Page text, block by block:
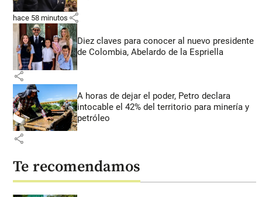
hace 58 minutos share
Diez claves para conocer al nuevo presidente
de Colombia, Abelardo de la Espriella
share
A horas de dejar el poder, Petro declara
intocable el 42% del territorio para minería y
petróleo
share
Te recomendamos